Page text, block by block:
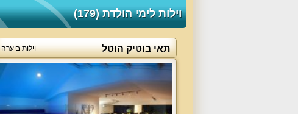
וילות לימי הולדת (179)
תאי בוטיק הוטל וילות ביערה